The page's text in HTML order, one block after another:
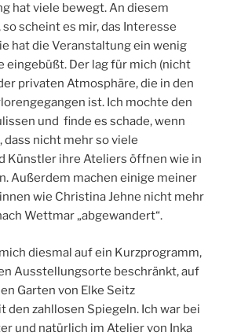
hat viele bewegt. An diesem
scheint es mir, das Interesse
hat die Veranstaltung ein wenig
eingebüßt. Der lag für mich (nicht
privaten Atmosphäre, die in den
ist. Ich mochte den
und finde es schade, wenn
dass nicht mehr so viele
Künstler ihre Ateliers öffnen wie in
Außerdem machen einige meiner
wie Christina Jehne nicht mehr
Wettmar „abgewandert“.
diesmal auf ein Kurzprogramm,
Ausstellungsorte beschränkt, auf
Garten von Elke Seitz
den zahllosen Spiegeln. Ich war bei
und natürlich im Atelier von Inka